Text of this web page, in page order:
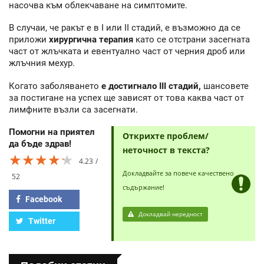
насочва към облекчаване на симптомите.
В случаи, че ракът е в І или ІІ стадий, е възможно да се
приложи хирургична терапия като се отстрани засегната
част от жлъчката и евентуално част от черния дроб или
жлъчния мехур.
Когато заболяването е достигнало ІІІ стадий, шансовете
за постигане на успех ще зависят от това каква част от
лимфните възли са засегнати.
Помогни на приятел
да бъде здрав!
★★★★★
★★★★★
★★★★★
4.23
52
Facebook
Twitter
Открихте проблем/
неточност в текста?
Докладвайте за повече качествено
съдържание!
Докладвай нередност